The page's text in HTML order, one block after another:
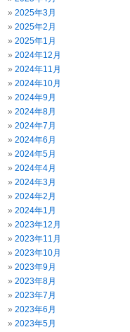
2025年3月
2025年2月
2025年1月
2024年12月
2024年11月
2024年10月
2024年9月
2024年8月
2024年7月
2024年6月
2024年5月
2024年4月
2024年3月
2024年2月
2024年1月
2023年12月
2023年11月
2023年10月
2023年9月
2023年8月
2023年7月
2023年6月
2023年5月